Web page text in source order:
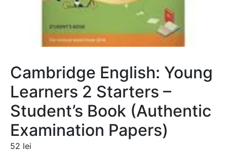
Cambridge English: Young
Learners 2 Starters –
Student’s Book (Authentic
Examination Papers)
52 lei